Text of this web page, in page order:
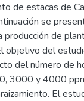
de estacas de
se
de
objetivo del
del número de
3000 y 4000
El